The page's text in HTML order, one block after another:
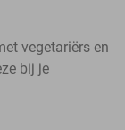
vegetariërs en
bij je